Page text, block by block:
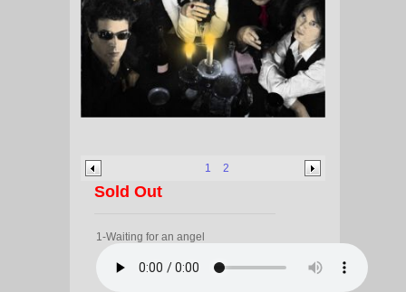
1 2
Sold Out
1-Waiting for an angel